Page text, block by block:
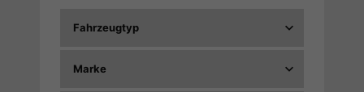
Fahrzeugtyp
Marke